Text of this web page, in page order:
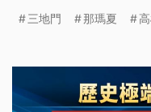
佇六龜也有水崩山衝
形，部落已經失電4
三地門 那瑪夏